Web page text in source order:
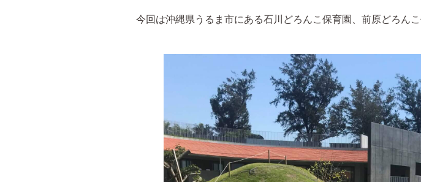
今回は沖縄県うるま市にある石川どろんこ保育園、前原どろん